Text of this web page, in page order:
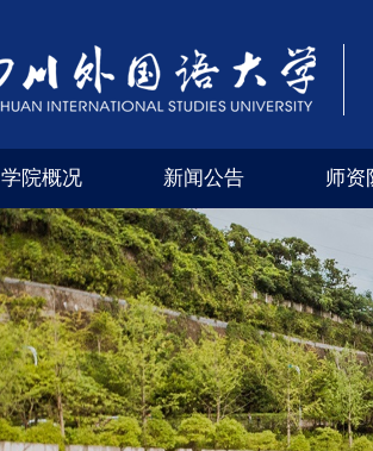
学院概况 新闻公告 师资
外交外事市级实验教学示范中心（四